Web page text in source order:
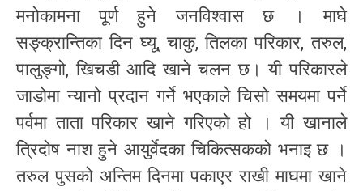
मनोकामना पूर्ण हुने जनविश्वास छ । माघे
सङ्क्रान्तिका दिन घ्यू, चाकु, तिलका परिकार, तरुल,
पालुङ्गो, खिचडी आदि खाने चलन छ। यी परिकारले
जाडोमा न्यानो प्रदान गर्ने भएकाले चिसो समयमा पर्ने
पर्वमा ताता परिकार खाने गरिएको हो । यी खानाले
त्रिदोष नाश हुने आयुर्वेदका चिकित्सकको भनाइ छ ।
तरुल पुसको अन्तिम दिनमा पकाएर राखी माघमा खाने